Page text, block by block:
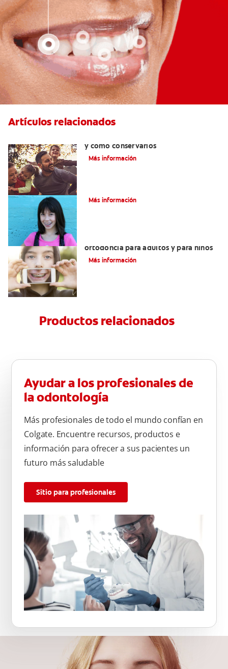
Artículos relacionados
y cómo conservarlos
Más información
Más información
ortodoncia para adultos y para niños
Más información
Productos relacionados
Ayudar a los profesionales de
la odontología
Más profesionales de todo el mundo confían en
Colgate. Encuentre recursos, productos e
información para ofrecer a sus pacientes un
futuro más saludable
Sitio para profesionales